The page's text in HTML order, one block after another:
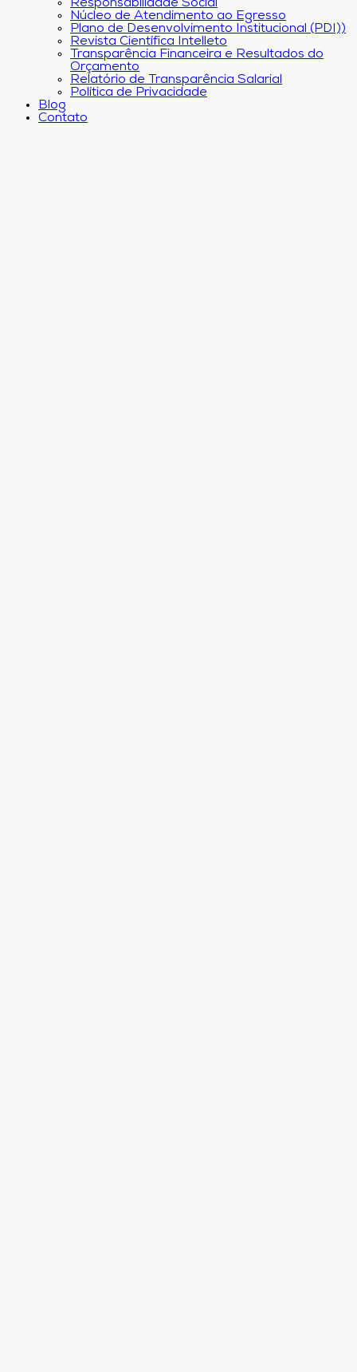
Responsabilidade Social
Núcleo de Atendimento ao Egresso
Plano de Desenvolvimento Institucional (PDI))
Revista Científica Intelleto
Transparência Financeira e Resultados do
Orçamento
Relatório de Transparência Salarial
Política de Privacidade
Blog
Contato